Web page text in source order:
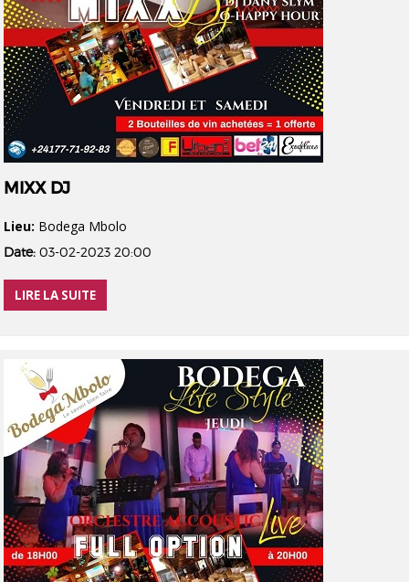
MIXX DJ
Lieu: Bodega Mbolo
Date: 03-02-2023 20:00
LIRE LA SUITE